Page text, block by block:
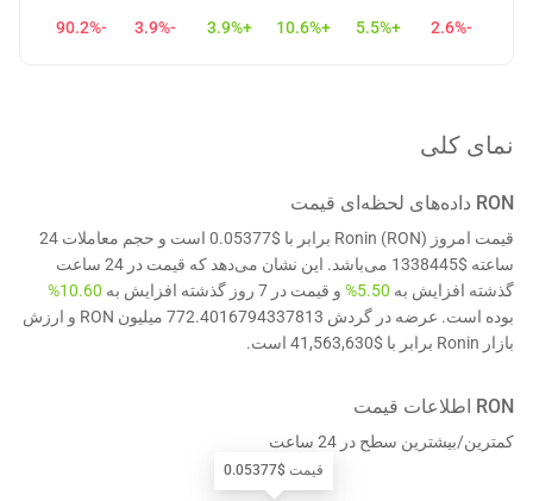
-2.6%
+5.5%
+10.6%
+3.9%
-3.9%
-90.2%
نمای کلی
RON داده‌های لحظه‌ای قیمت
قیمت امروز Ronin (RON) برابر با $0.05377 است و حجم معاملات 24
ساعته $1338445 می‌باشد. این نشان می‌دهد که قیمت در 24 ساعت
گذشته افزایش به 5.50% و قیمت در 7 روز گذشته افزایش به
10.60%
بوده است. عرضه در گردش 772.4016794337813 میلیون RON و ارزش
بازار Ronin برابر با $41,563,630 است.
RON اطلاعات قیمت
کمترین/بیشترین سطح در 24 ساعت
قیمت $0.05377